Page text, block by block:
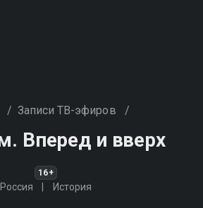
/ Записи ТВ-эфиров /
Вперед и вверх
16+
Россия История